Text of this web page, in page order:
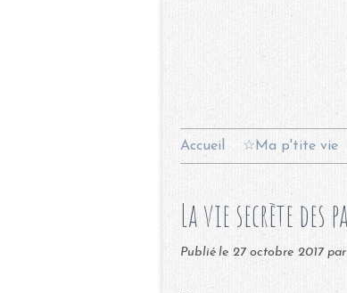
Accueil ☆Ma p'tite vie
La vie secrète des
Publié le 27 octobre 2017